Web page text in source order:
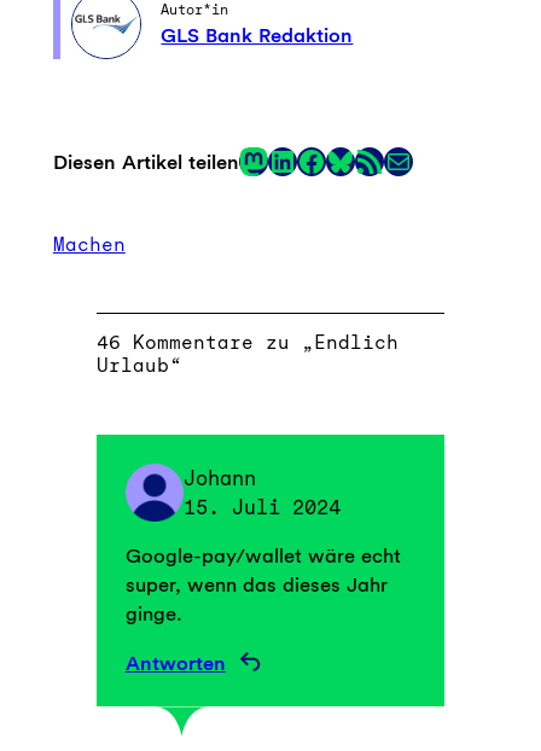
Autor*in
GLS Bank Redaktion
Diesen Artikel teilenMastodon
LinkedIn
Facebook
LinkRSS-Feed
E-Mail
Machen
46 Kommentare zu „Endlich
Urlaub“
Johann
15. Juli 2024
Google-pay/wallet wäre echt
super, wenn das dieses Jahr
ginge.
Antworten